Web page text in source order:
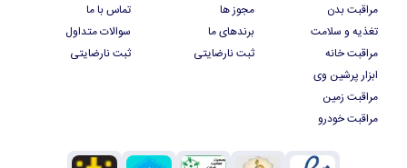
مراقبت بدن
تغذیه و سلامت
مراقبت خانه
ابزار پرشین وی
مراقبت زمین
مراقبت خودرو
مجوز ها
برندهای ما
ثبت نارضایتی
تماس با ما
سوالات متداول
ثبت نارضایتی